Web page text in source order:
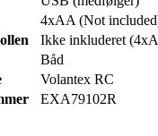
4xAA (Not
Ikke inkluderet
Båd
Volantex RC
EXA79102R